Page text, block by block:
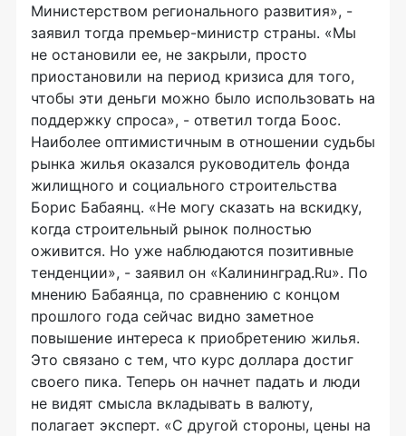
Министерством регионального развития», -
заявил тогда премьер-министр страны. «Мы
не остановили ее, не закрыли, просто
приостановили на период кризиса для того,
чтобы эти деньги можно было использовать на
поддержку спроса», - ответил тогда Боос.
Наиболее оптимистичным в отношении судьбы
рынка жилья оказался руководитель фонда
жилищного и социального строительства
Борис Бабаянц. «Не могу сказать на вскидку,
когда строительный рынок полностью
оживится. Но уже наблюдаются позитивные
тенденции», - заявил он «Калининград.Ru». По
мнению Бабаянца, по сравнению с концом
прошлого года сейчас видно заметное
повышение интереса к приобретению жилья.
Это связано с тем, что курс доллара достиг
своего пика. Теперь он начнет падать и люди
не видят смысла вкладывать в валюту,
полагает эксперт. «С другой стороны, цены на